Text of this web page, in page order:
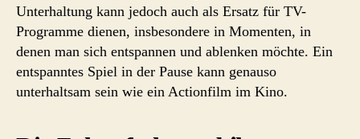
Unterhaltung kann jedoch auch als Ersatz für TV-
Programme dienen, insbesondere in Momenten, in
denen man sich entspannen und ablenken möchte. Ein
entspanntes Spiel in der Pause kann genauso
unterhaltsam sein wie ein Actionfilm im Kino.